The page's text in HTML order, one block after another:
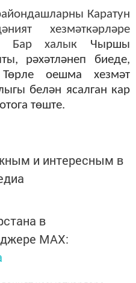
Каратун
хезмәткәрләре
Бар халык Чыршы
рәхәтләнеп биеде,
оешма хезмәт
белән ясалган кар
төште.
и интересным в
в
MАХ: